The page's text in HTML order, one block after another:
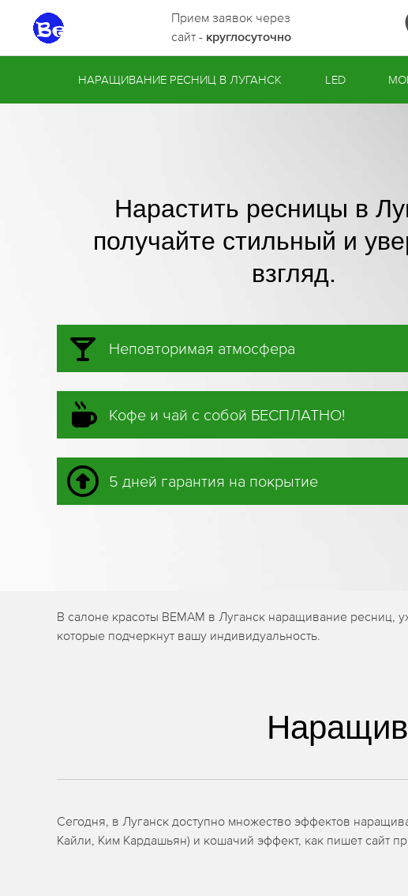
Прием заявок через
сайт - круглосуточно
НАРАЩИВАНИЕ РЕСНИЦ В ЛУГАНСК LED
Нарастить ресницы в
получайте стильный и
взгляд.
Неповторимая атмосфера
Кофе и чай с собой БЕСПЛАТНО!
5 дней гарантия на покрытие
В салоне красоты BEMAM в Луганск наращивание ресниц,
которые подчеркнут вашу индивидуальность.
Сегодня, в Луганск доступно множество эффектов
Кайли, Ким Кардашьян) и кошачий эффект, как пишет сайт